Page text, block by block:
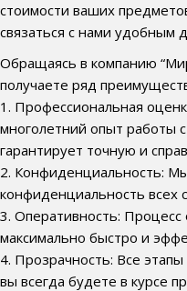
стоимости ваших
связаться с нами удобным
Обращаясь в компанию
получаете ряд
1. Профессиональная
многолетний опыт работы
гарантирует точную и
2. Конфиденциальность:
конфиденциальность всех
3. Оперативность: Процесс
максимально быстро и
4. Прозрачность: Все
вы всегда будете в курсе